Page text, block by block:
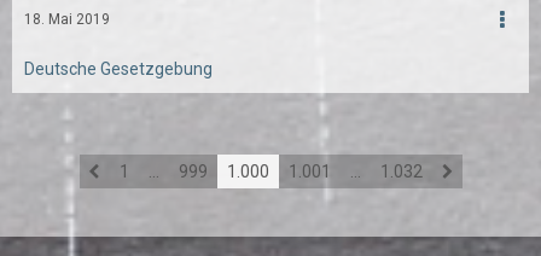
18. Mai 2019
Deutsche Gesetzgebung
1 999 1.000 1.001 1.032